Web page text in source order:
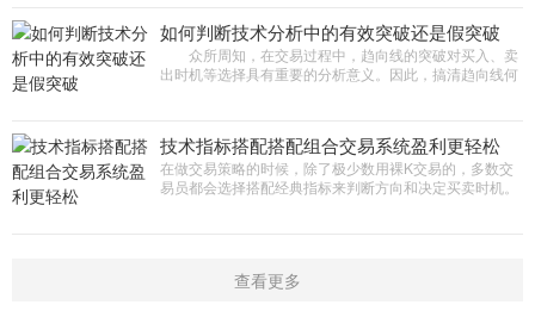
如何判断技术分析中的有效突破还是假突破
众所周知，在交易过程中，趋向线的突破对买入、卖
出时机等选择具有重要的分析意义。因此，搞清趋向线何
技术指标搭配搭配组合交易系统盈利更轻松
在做交易策略的时候，除了极少数用裸K交易的，多数交
易员都会选择搭配经典指标来判断方向和决定买卖时机。
查看更多